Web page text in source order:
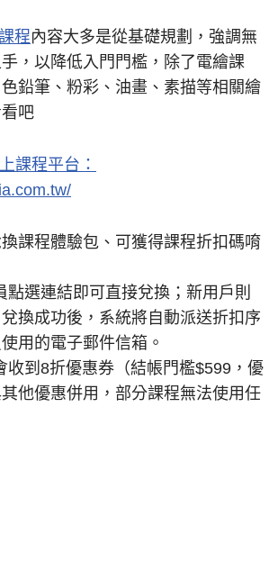
程內容大多是從基礎規劃，強調無
，以降低入門門檻，除了電繪課
鉛筆、粉彩、油畫、素描等相關繪
吧
課程平台：
課程體驗包、可獲得課程折扣碼唷
選連結即可直接兌換；新用戶則
換成功後，系統將自動派送折扣序
用的電子郵件信箱。
收到8折優惠券（結帳門檻$599，優
他優惠併用，部分課程無法使用任